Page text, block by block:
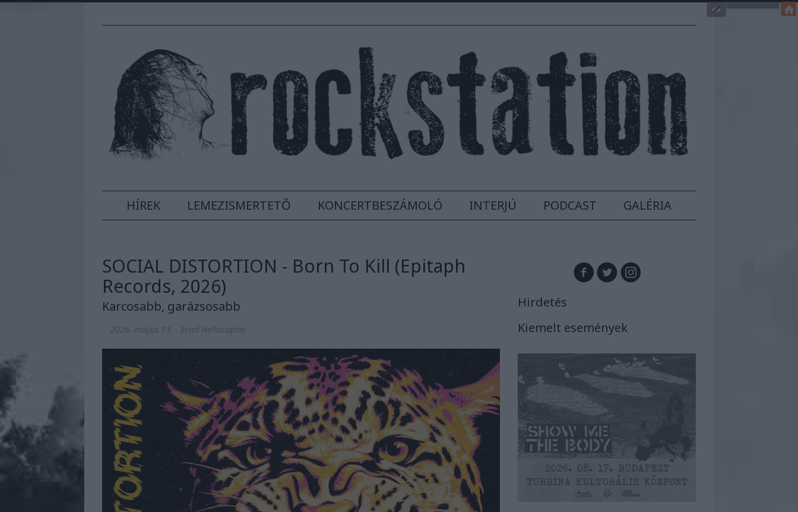
HÍREK LEMEZISMERTETŐ KONCERTBESZÁMOLÓ INTERJÚ PODCAST GALÉRIA
SOCIAL DISTORTION - Born To Kill (Epitaph
Records, 2026)
Karcosabb, garázsosabb
2026. május 13. - Ernő Hellacopter
Hirdetés
Kiemelt események